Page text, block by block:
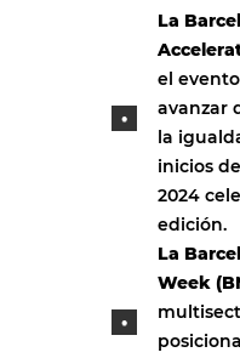
La
el
avanzar
la
inicios
2024
edición.
La
Week